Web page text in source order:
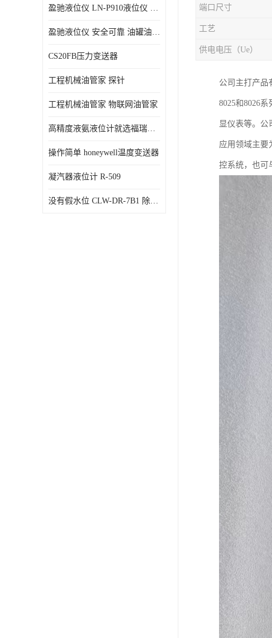
盈驰液位仪 LN-P910液位仪 安全可靠
盈驰液位仪 安全可靠 油罐油位检测
CS20FB压力变送器
工程机械油管家 探针
工程机械油管家 物联网油管家
高精度液氨液位计就选福瑞德仪表
操作简单 honeywell温度变送器
凝汽器液位计 R-509
没有假水位 CLW-DR-7B1 除氧器水位测量
端口尺寸
工艺
供电电压（Ue）
公司主打产品
8025和8026
显仪表等。公
应用领域主要
控系统，也可